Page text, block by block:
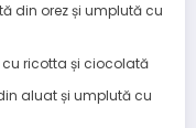
din orez și umplută cu
ricotta și ciocolată
aluat și umplută cu